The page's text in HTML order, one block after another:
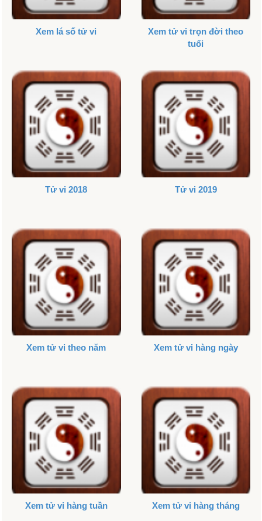
Xem lá số tử vi
Xem tử vi trọn đời theo
tuổi
Tử vi 2018 Tử vi 2019
Xem tử vi theo năm Xem tử vi hàng ngày
Xem tử vi hàng tuần Xem tử vi hàng tháng